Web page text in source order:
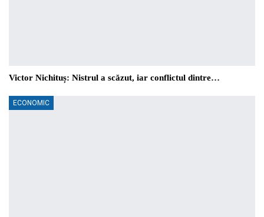
Victor Nichituș: Nistrul a scăzut, iar conflictul dintre…
ECONOMIC